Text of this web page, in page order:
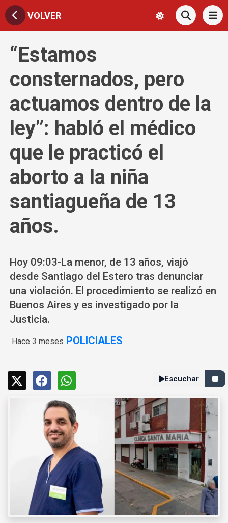
VOLVER
“Estamos
consternados, pero
actuamos dentro de la
ley”: habló el médico
que le practicó el
aborto a la niña
santiagueña de 13
años.
Hoy 09:03-La menor, de 13 años, viajó
desde Santiago del Estero tras denunciar
una violación. El procedimiento se realizó en
Buenos Aires y es investigado por la
Justicia.
Hace 3 meses POLICIALES
Escuchar